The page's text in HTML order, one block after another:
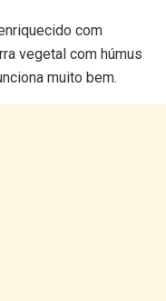
com
vegetal com húmus
muito bem.